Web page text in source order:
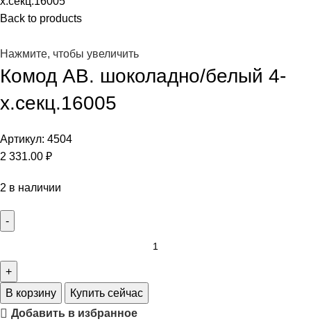
Back to products
Нажмите, чтобы увеличить
Комод АВ. шоколадно/белый 4-
х.секц.16005
Артикул: 4504
2 331.00 ₽
2 в наличии
В корзину
Купить сейчас
Добавить в избранное